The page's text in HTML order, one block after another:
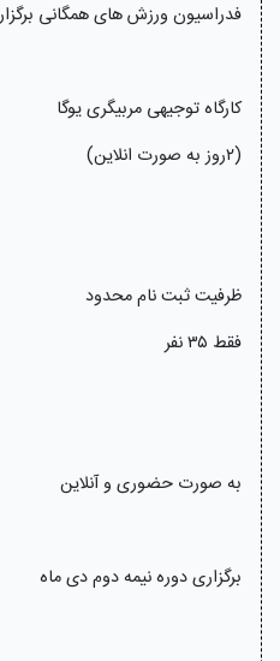
فدراسیون ورزش های همگانی
کارگاه توجیهی مربیگری یوگا
(۲روز به صورت انلاین)
ظرفیت ثبت نام محدود
فقط ۳۵ نفر
به صورت حضوری و آنلاین
برگزاری دوره نیمه دوم دی ماه